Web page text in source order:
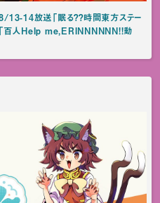
13-14放送「眠る？？時間東方ステー
＆「百人Help me,ERINNNNNN!!動